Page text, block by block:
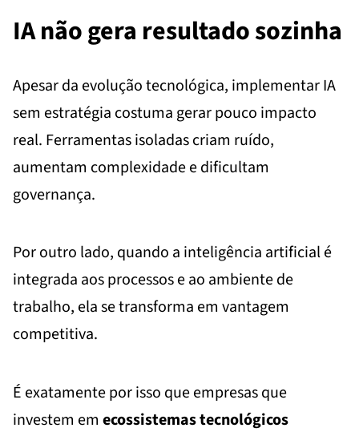
IA não gera resultado sozinha
Apesar da evolução tecnológica, implementar IA
sem estratégia costuma gerar pouco impacto
real. Ferramentas isoladas criam ruído,
aumentam complexidade e dificultam
governança.
Por outro lado, quando a inteligência artificial é
integrada aos processos e ao ambiente de
trabalho, ela se transforma em vantagem
competitiva.
É exatamente por isso que empresas que
investem em ecossistemas tecnológicos